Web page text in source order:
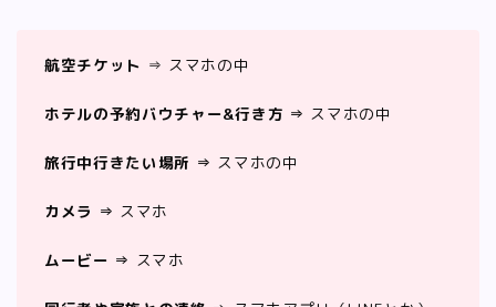
航空チケット ⇒ スマホの中
ホテルの予約バウチャー&行き方 ⇒ スマホの中
旅行中行きたい場所 ⇒ スマホの中
カメラ ⇒ スマホ
ムービー ⇒ スマホ